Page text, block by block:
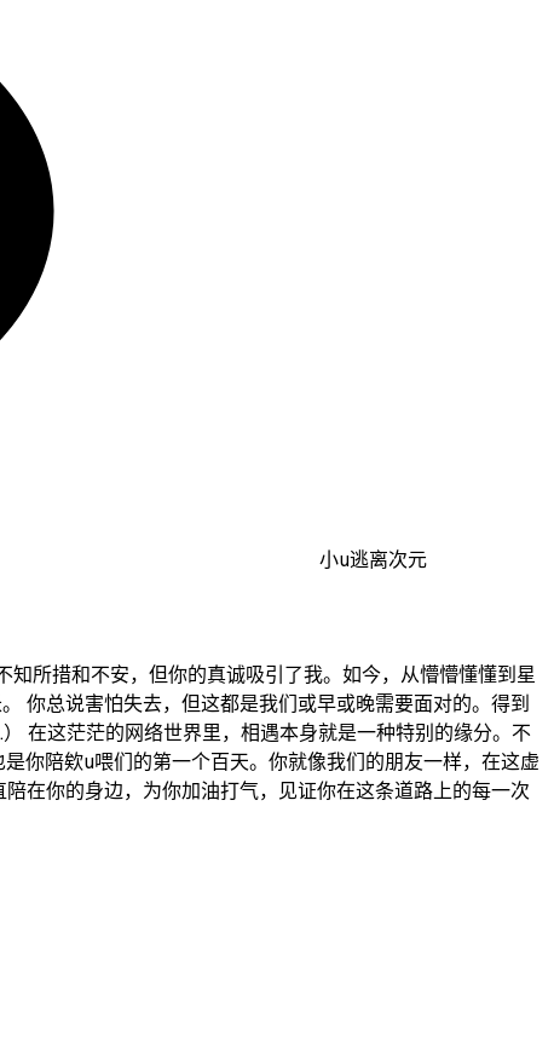
小u逃离次元
所措和不安，但你的真诚吸引了我。如今，从懵懵懂懂到星
你总说害怕失去，但这都是我们或早或晚需要面对的。得到
在这茫茫的网络世界里，相遇本身就是一种特别的缘分。不
你陪欸u喂们的第一个百天。你就像我们的朋友一样，在这虚
在你的身边，为你加油打气，见证你在这条道路上的每一次